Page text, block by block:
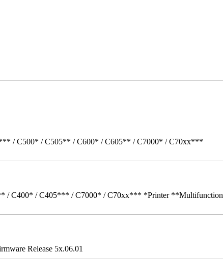
/ C500* / C505** / C600* / C605** / C7000* / C70xx***
C400* / C405*** / C7000* / C70xx*** *Printer
Release 5x.06.01